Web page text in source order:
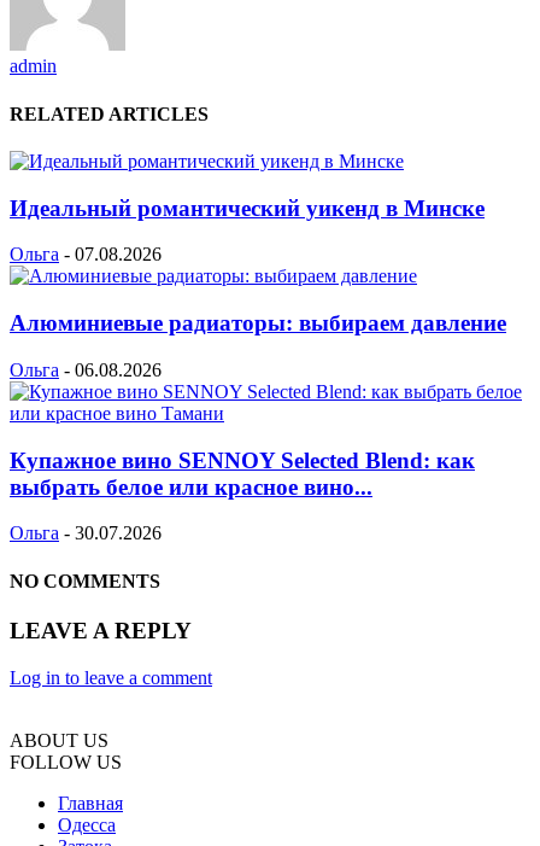
admin
RELATED ARTICLES
Идеальный романтический уикенд в Минске
Ольга - 07.08.2026
Алюминиевые радиаторы: выбираем давление
Ольга - 06.08.2026
Купажное вино SENNOY Selected Blend: как
выбрать белое или красное вино...
Ольга - 30.07.2026
NO COMMENTS
LEAVE A REPLY
Log in to leave a comment
ABOUT US
FOLLOW US
Главная
Одесса